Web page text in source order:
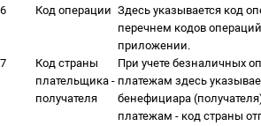
6
Код операции Здесь указывается код
перечнем кодов
приложении.
7
Код страны
плательщика -
получателя
При учете безналичных
платежам здесь
бенефициара
платежам - код страны